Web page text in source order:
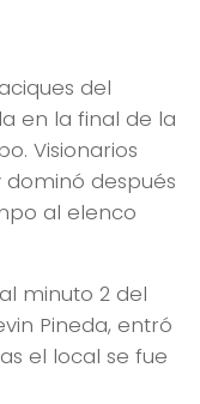
del
en la final de la
Visionarios
después
al elenco
minuto 2 del
Pineda, entró
el local se fue